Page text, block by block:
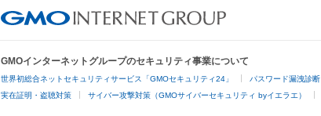
GMOインターネットグループのセキュリティ事業について
世界初総合ネットセキュリティサービス「GMOセキュリティ24」 パスワード漏洩診断
実在証明・盗聴対策 サイバー攻撃対策（GMOサイバーセキュリティ byイエラエ）